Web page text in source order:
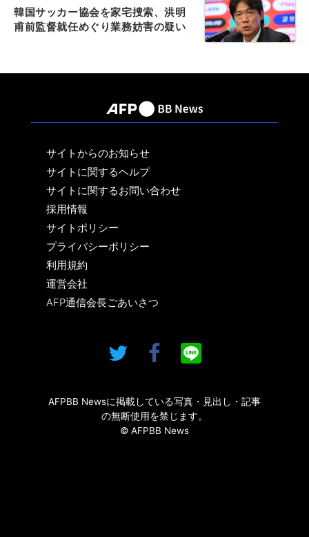
韓国サッカー協会を家宅捜索、洪明
甫前監督就任めぐり業務妨害の疑い
サイトからのお知らせ
サイトに関するヘルプ
サイトに関するお問い合わせ
採用情報
サイトポリシー
プライバシーポリシー
利用規約
運営会社
AFP通信会長ごあいさつ
AFPBB Newsに掲載している写真・見出し・記事
の無断使用を禁じます。
© AFPBB News